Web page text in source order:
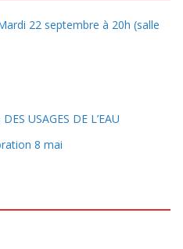
22 septembre à 20h (salle
USAGES DE L’EAU
8 mai